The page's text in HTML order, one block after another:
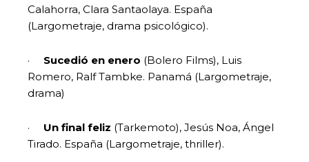
Calahorra, Clara Santaolaya. España
(Largometraje, drama psicológico).
· Sucedió en enero (Bolero Films), Luis
Romero, Ralf Tambke. Panamá (Largometraje,
drama)
· Un final feliz (Tarkemoto), Jesús Noa, Ángel
Tirado. España (Largometraje, thriller).